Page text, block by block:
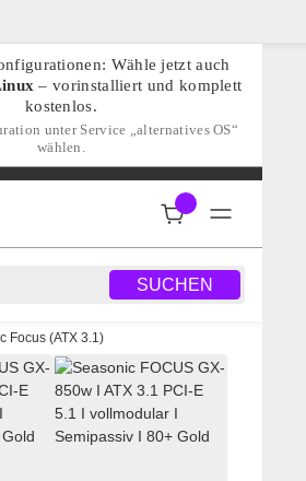
Wähle jetzt auch
– vorinstalliert und komplett
kostenlos.
unter Service „alternatives OS“
wählen.
SUCHEN
Focus (ATX 3.1)